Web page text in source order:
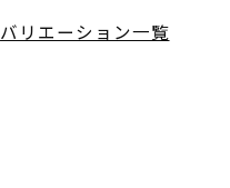
バリエーション一覧